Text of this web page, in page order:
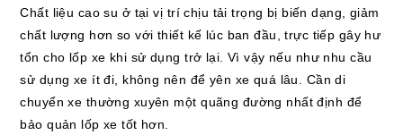
Chất liệu cao su ở tại vị trí chịu tải trọng bị biến dạng, giảm
chất lượng hơn so với thiết kế lúc ban đầu, trực tiếp gây hư
tổn cho lốp xe khi sử dụng trở lại. Vì vậy nếu như nhu cầu
sử dụng xe ít đi, không nên để yên xe quá lâu. Cần di
chuyển xe thường xuyên một quãng đường nhất định để
bảo quản lốp xe tốt hơn.